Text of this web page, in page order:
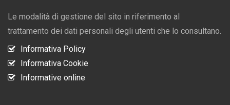
Le modalità di gestione del sito in riferimento al
trattamento dei dati personali degli utenti che lo consultano.
Informativa Policy
Informativa Cookie
Informative online